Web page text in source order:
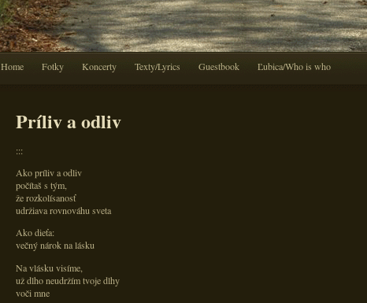
Home Fotky Koncerty Texty/Lyrics Guestbook Ľubica/Who is who
Príliv a odliv
:::
Ako príliv a odliv
počítaš s tým,
že rozkolísanosť
udržiava rovnováhu sveta
Ako dieťa:
večný nárok na lásku
Na vlásku visíme,
už dlho neudržím tvoje dlhy
voči mne